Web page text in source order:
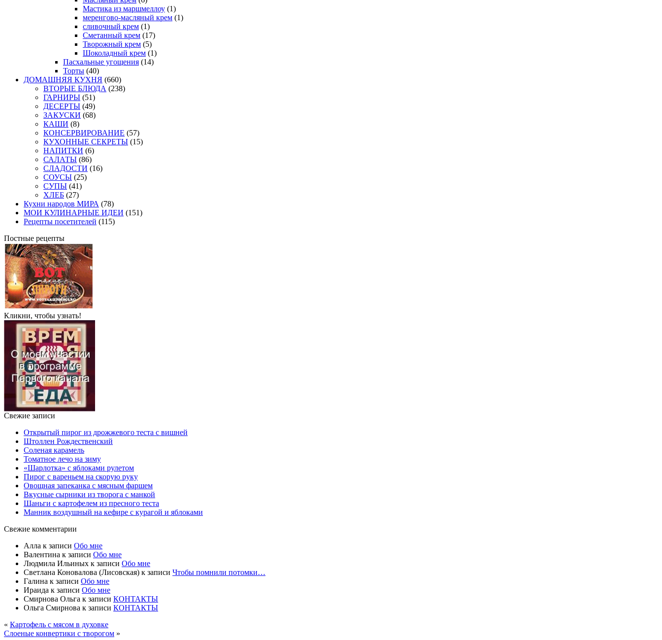
Мастика из маршмеллоу (1)
меренгово-масляный крем (1)
сливочный крем (1)
Сметанный крем (17)
Творожный крем (5)
Шоколадный крем (1)
Пасхальные угощения (14)
Торты (40)
ДОМАШНЯЯ КУХНЯ (660)
ВТОРЫЕ БЛЮДА (238)
ГАРНИРЫ (51)
ДЕСЕРТЫ (49)
ЗАКУСКИ (68)
КАШИ (8)
КОНСЕРВИРОВАНИЕ (57)
КУХОННЫЕ СЕКРЕТЫ (15)
НАПИТКИ (6)
САЛАТЫ (86)
СЛАДОСТИ (16)
СОУСЫ (25)
СУПЫ (41)
ХЛЕБ (27)
Кухни народов МИРА (78)
МОИ КУЛИНАРНЫЕ ИДЕИ (151)
Рецепты посетителей (115)
Постные рецепты
Кликни, чтобы узнать!
Свежие записи
Открытый пирог из дрожжевого теста с вишней
Штоллен Рождественский
Соленая карамель
Томатное лечо на зиму
«Шарлотка» с яблоками рулетом
Пирог с вареньем на скорую руку
Овощная запеканка с мясным фаршем
Вкусные сырники из творога с манкой
Шаньги с картофелем из пресного теста
Манник воздушный на кефире с курагой и яблоками
Свежие комментарии
Алла к записи Обо мне
Валентина к записи Обо мне
Людмила Ильиных к записи Обо мне
Светлана Коновалова (Лисовская) к записи Чтобы помнили потомки…
Галина к записи Обо мне
Ираида к записи Обо мне
Смирнова Ольга к записи КОНТАКТЫ
Ольга Смирнова к записи КОНТАКТЫ
« Картофель с мясом в духовке
Слоеные конвертики с творогом »